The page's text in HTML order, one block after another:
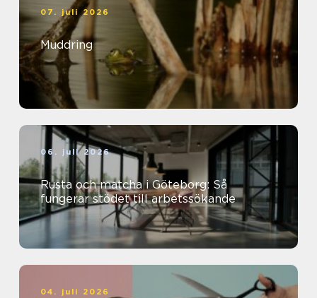
07. juli 2026
Muddring
06. juli 2026
Rusta och matcha i Göteborg: Så
fungerar stödet till arbetssökande
04. juli 2026